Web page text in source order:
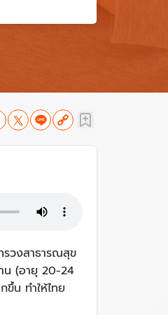
รวงสาธารณสุข
น (อายุ 20-24
ขึ้น ทำให้ไทย